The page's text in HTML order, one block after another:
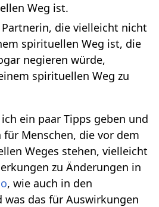
Weg ist.
Partnerin, die vielleicht nicht
spirituellen Weg ist, die
negieren würde,
spirituellen Weg zu
ein paar Tipps geben und
Menschen, die vor dem
Weges stehen, vielleicht
zu Änderungen in
, wie auch in den
was das für Auswirkungen